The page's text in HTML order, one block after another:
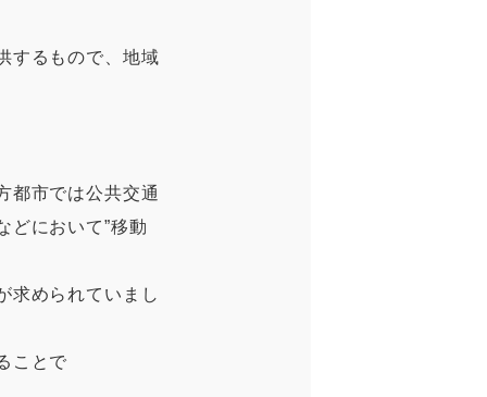
するもので、地域
都市では公共交通
どにおいて”移動
求められていまし
ことで